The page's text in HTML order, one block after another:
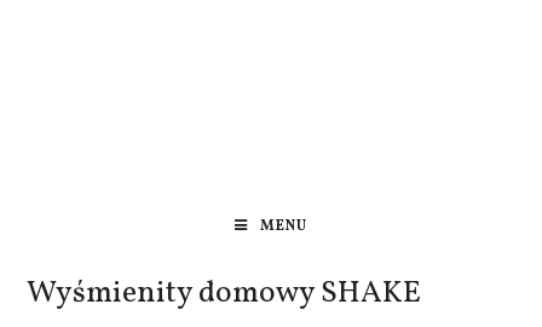
MENU
Wyśmienity domowy SHAKE